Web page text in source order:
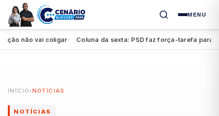
MENU
não vai coligar● Coluna da sexta: PSD faz força-tarefa para
INÍCIO › NOTÍCIAS
NOTÍCIAS